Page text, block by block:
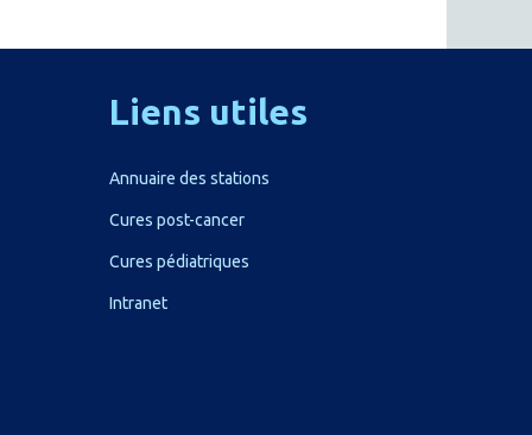
Liens utiles
Annuaire des stations
Cures post-cancer
Cures pédiatriques
Intranet